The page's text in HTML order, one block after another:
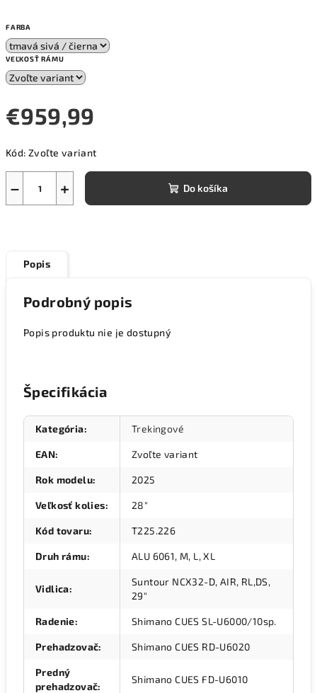
FARBA
VEĽKOSŤ RÁMU
€959,99
cena:
Kód: Zvoľte variant
+
− Do košíka
Popis
Podrobný popis
Popis produktu nie je dostupný
Špecifikácia
Kategória: Trekingové
EAN: Zvoľte variant
Rok modelu: 2025
Veľkosť kolies: 28"
Kód tovaru: T225.226
Druh rámu: ALU 6061, M, L, XL
Vidlica:
Suntour NCX32-D, AIR, RL,DS,
29"
Radenie: Shimano CUES SL-U6000/10sp.
Prehadzovač: Shimano CUES RD-U6020
Predný
prehadzovač:
Shimano CUES FD-U6010